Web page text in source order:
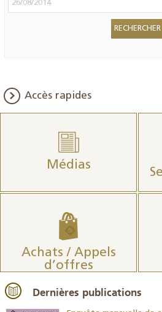
Accès rapides
Médias
Achats / Appels
d’offres
Dernières publications